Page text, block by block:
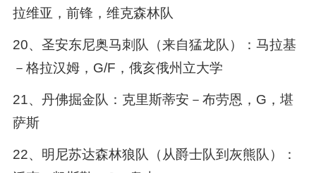
拉维亚，前锋，维克森林队
20、圣安东尼奥马刺队（来自猛龙队）：马拉基
－格拉汉姆，G/F，俄亥俄州立大学
21、丹佛掘金队：克里斯蒂安－布劳恩，G，堪
萨斯
22、明尼苏达森林狼队（从爵士队到灰熊队）：